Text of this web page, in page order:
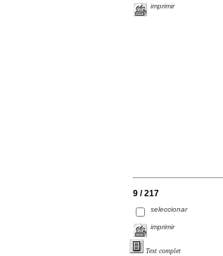
imprimir
9 / 217
seleccionar
imprimir
Text complet